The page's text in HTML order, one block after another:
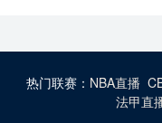
热门联赛： NBA直播
法甲直